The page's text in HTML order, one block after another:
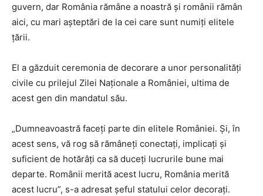
guvern, dar România rămâne a noastră şi românii rămân
aici, cu mari aşteptări de la cei care sunt numiţi elitele
ţării.
El a găzduit ceremonia de decorare a unor personalităţi
civile cu prilejul Zilei Naţionale a României, ultima de
acest gen din mandatul său.
„Dumneavoastră faceţi parte din elitele României. Şi, în
acest sens, vă rog să rămâneţi conectaţi, implicaţi şi
suficient de hotărâţi ca să duceţi lucrurile bune mai
departe. Românii merită acest lucru, România merită
acest lucru”, s-a adresat şeful statului celor decoraţi.